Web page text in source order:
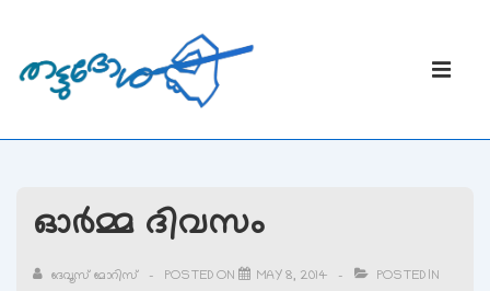
Content
Main
ഓര്‍മ്മ ദിവസം
ദേവൂസ് മോറിസ് POSTED ON MAY 8, 2014
POSTED IN